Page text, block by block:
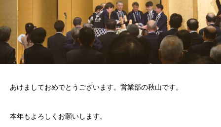
あけましておめでとうございます。営業部の秋山です。
本年もよろしくお願いします。